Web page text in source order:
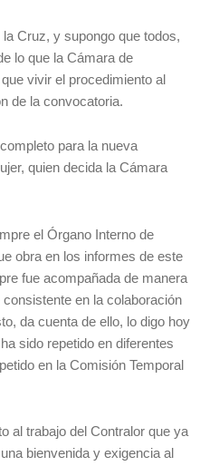
Cruz, y supongo que todos,
lo que la Cámara de
vivir el procedimiento al
de la convocatoria.
para la nueva
quien decida la Cámara
el Órgano Interno de
obra en los informes de este
fue acompañada de manera
en la colaboración
da cuenta de ello, lo digo hoy
sido repetido en diferentes
en la Comisión Temporal
al trabajo del Contralor que ya
bienvenida y exigencia al